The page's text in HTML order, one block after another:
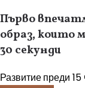
Първо
образ, които
30 секунди
Развитиепреди 15